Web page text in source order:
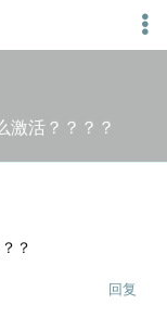
激活？？？？
？
回复